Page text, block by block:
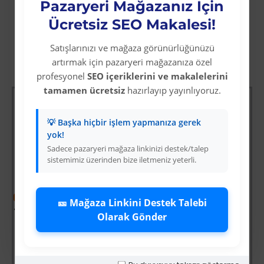
Pazaryeri Mağazanız İçin
Ücretsiz SEO Makalesi!
Satışlarınızı ve mağaza görünürlüğünüzü
artırmak için pazaryeri mağazanıza özel
profesyonel SEO içeriklerini ve makalelerini
tamamen ücretsizhazırlayıp yayınlıyoruz.
💡 Başka hiçbir işlem yapmanıza gerek
yok!
Sadece pazaryeri mağaza linkinizi destek/talep
sistemimiz üzerinden bize iletmeniz yeterli.
🎫 Mağaza Linkini Destek Talebi
Olarak Gönder
Diğer Kategori Ürünleri
Üyelere Özel Fiyat
Üye Olunuz -64 %